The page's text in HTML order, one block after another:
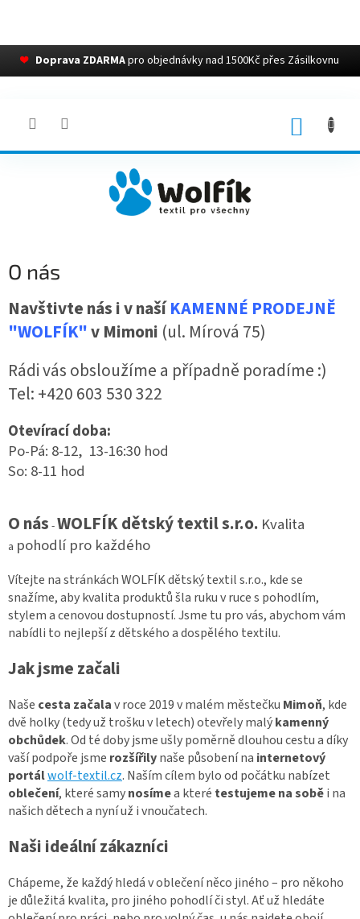
❤ Doprava ZDARMApro objednávky nad 1500Kč přes Zásilkovnu
O nás
Navštivte nás i v našíKAMENNÉ PRODEJNĚ
"WOLFÍK"v Mimoni (ul. Mírová 75)
Rádi vás obsloužíme a případně poradíme :)
Tel: +420 603 530 322
Otevírací doba:
Po-Pá: 8-12, 13-16:30 hod
So: 8-11 hod
O nás -WOLFÍK dětský textil s.r.o. Kvalita
a pohodlí pro každého
Vítejte na stránkách WOLFÍK dětský textil s.r.o., kde se
snažíme, aby kvalita produktů šla ruku v ruce s pohodlím,
stylem a cenovou dostupností.Jsme tu pro vás, abychom vám
nabídli to nejlepší z dětského a dospělého textilu.
Jak jsme začali
Naše cesta začalav roce 2019 v malém městečku Mimoň, kde
dvě holky (tedy už trošku v letech) otevřely malýkamenný
obchůdek. Od té doby jsme ušly poměrně dlouhou cestu a díky
vaší podpoře jsme rozšířilynaše působení na internetový
portálwolf-textil.cz. Naším cílem bylo od počátku nabízet
oblečení, které samynosímea které testujemena soběi na
našich dětech a nyní už i vnoučatech.
Našiideální zákazníci
Chápeme, že každý hledá v oblečení něco jiného – pro někoho
je důležitá kvalita, pro jiného pohodlí či styl. Ať už hledáte